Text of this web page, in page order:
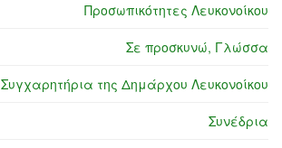
Προσωπικότητες Λευκονοίκου
Σε προσκυνώ, Γλώσσα
Συγχαρητήρια της Δημάρχου Λευκονοίκου
Συνέδρια